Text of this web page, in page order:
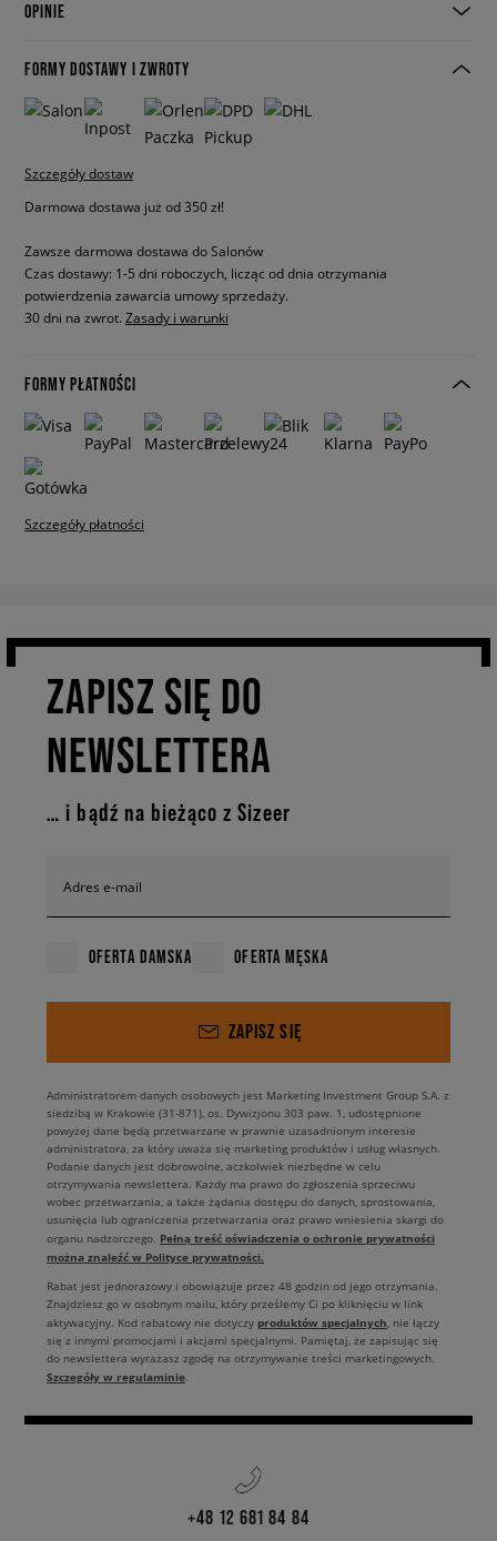
OPINIE
FORMY DOSTAWY I ZWROTY
Szczegóły dostaw
Darmowa dostawa już od 350 zł!
Zawsze darmowa dostawa do Salonów
Czas dostawy: 1-5 dni roboczych, licząc od dnia otrzymania
potwierdzenia zawarcia umowy sprzedaży.
30 dni na zwrot. Zasady i warunki
FORMY PŁATNOŚCI
Szczegóły płatności
ZAPISZ SIĘ DO
NEWSLETTERA
… i bądź na bieżąco z Sizeer
Adres e-mail
OFERTA DAMSKA OFERTA MĘSKA
ZAPISZ SIĘ
Administratorem danych osobowych jest Marketing Investment Group S.A. z
siedzibą w Krakowie (31-871), os. Dywizjonu 303 paw. 1, udostępnione
powyżej dane będą przetwarzane w prawnie uzasadnionym interesie
administratora, za który uważa się marketing produktów i usług własnych.
Podanie danych jest dobrowolne, aczkolwiek niezbędne w celu
otrzymywania newslettera. Każdy ma prawo do zgłoszenia sprzeciwu
wobec przetwarzania, a także żądania dostępu do danych, sprostowania,
usunięcia lub ograniczenia przetwarzania oraz prawo wniesienia skargi do
organu nadzorczego. Pełną treść oświadczenia o ochronie prywatności
można znaleźć w Polityce prywatności.
Rabat jest jednorazowy i obowiązuje przez 48 godzin od jego otrzymania.
Znajdziesz go w osobnym mailu, który prześlemy Ci po kliknięciu w link
aktywacyjny. Kod rabatowy nie dotyczy produktów specjalnych , nie łączy
się z innymi promocjami i akcjami specjalnymi. Pamiętaj, że zapisując się
do newslettera wyrażasz zgodę na otrzymywanie treści marketingowych.
Szczegóły w regulaminie
+48 12 681 84 84